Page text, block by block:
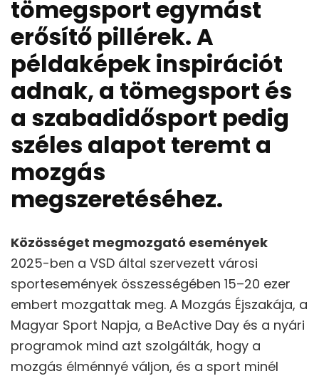
tömegsport egymást
erősítő pillérek. A
példaképek inspirációt
adnak, a tömegsport és
a szabadidősport pedig
széles alapot teremt a
mozgás
megszeretéséhez.
Közösséget megmozgató események
2025-ben a VSD által szervezett városi
sportesemények összességében 15–20 ezer
embert mozgattak meg. A Mozgás Éjszakája, a
Magyar Sport Napja, a BeActive Day és a nyári
programok mind azt szolgálták, hogy a
mozgás élménnyé váljon, és a sport minél